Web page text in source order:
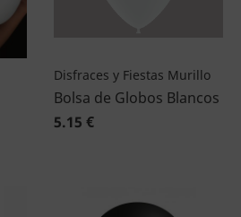
Disfraces y Fiestas Murillo
Bolsa de Globos Blancos
5.15 €